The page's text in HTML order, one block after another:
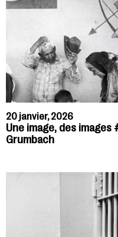
20 janvier, 2026
Une image, des images
Grumbach